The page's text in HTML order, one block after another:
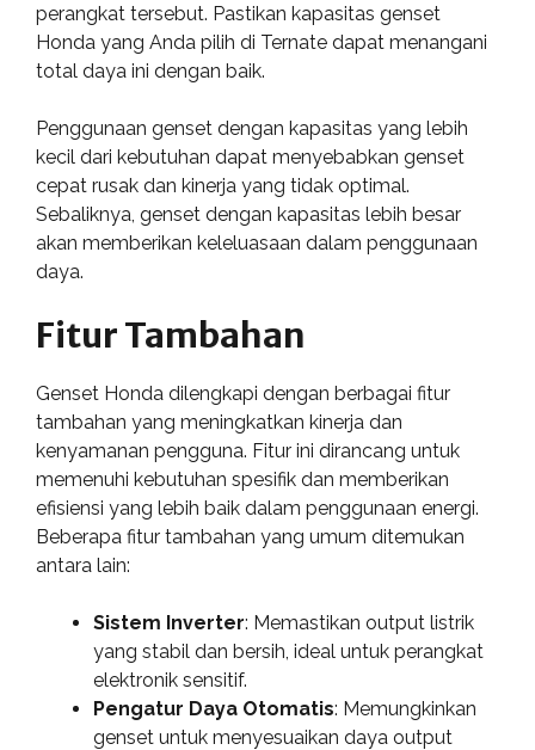
perangkat tersebut. Pastikan kapasitas genset
Honda yang Anda pilih di Ternate dapat menangani
total daya ini dengan baik.
Penggunaan genset dengan kapasitas yang lebih
kecil dari kebutuhan dapat menyebabkan genset
cepat rusak dan kinerja yang tidak optimal.
Sebaliknya, genset dengan kapasitas lebih besar
akan memberikan keleluasaan dalam penggunaan
daya.
Fitur Tambahan
Genset Honda dilengkapi dengan berbagai fitur
tambahan yang meningkatkan kinerja dan
kenyamanan pengguna. Fitur ini dirancang untuk
memenuhi kebutuhan spesifik dan memberikan
efisiensi yang lebih baik dalam penggunaan energi.
Beberapa fitur tambahan yang umum ditemukan
antara lain:
Sistem Inverter: Memastikan output listrik
yang stabil dan bersih, ideal untuk perangkat
elektronik sensitif.
Pengatur Daya Otomatis: Memungkinkan
genset untuk menyesuaikan daya output